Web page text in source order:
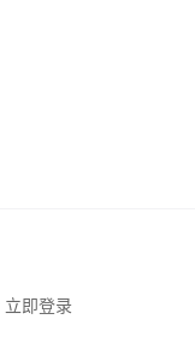
立即登录